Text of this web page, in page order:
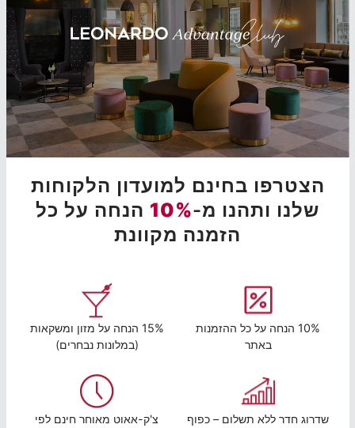
הצטרפו בחינם למועדון הלקוחות
שלנו ותהנו מ-10% הנחה על כל
הזמנה מקוונת
10% הנחה על כל ההזמנות
באתר
15% הנחה על מזון ומשקאות
(במלונות נבחרים)
שדרוג חדר ללא תשלום – כפוף
צ'ק-אאוט מאוחר חינם לפי